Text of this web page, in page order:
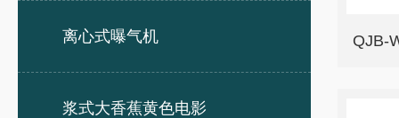
离心式曝气机
浆式大香蕉黄色电影